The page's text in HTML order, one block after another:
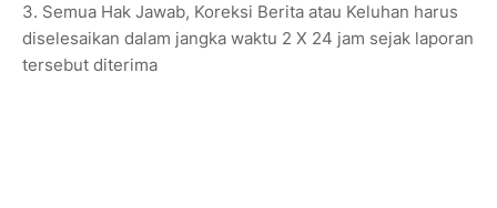
3. Semua Hak Jawab, Koreksi Berita atau Keluhan harus
diselesaikan dalam jangka waktu 2 X 24 jam sejak laporan
tersebut diterima